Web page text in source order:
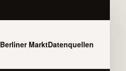
Berliner MarktDatenquellen